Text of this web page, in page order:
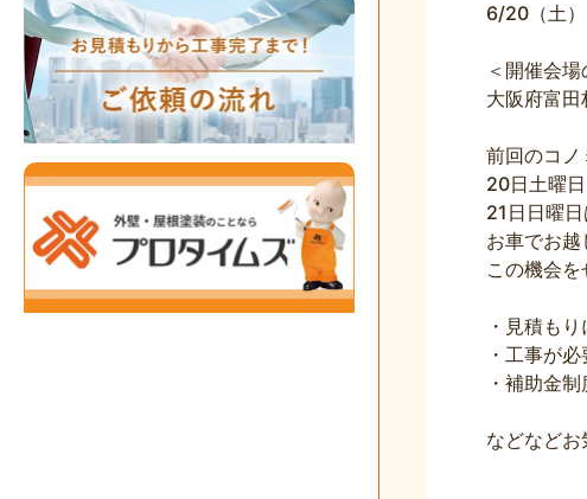
6/20（土
＜開催会場
大阪府富
前回のコノ
20日土曜
21日日曜
お車でお
この機会を
・見積も
・工事が
・補助金
などなど